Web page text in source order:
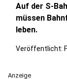
Auf der S-
müssen
leben.
Veröffentlicht:
Anzeige